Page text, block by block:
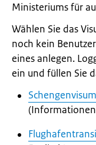
Ministeriums für
Wählen Sie das
noch kein
eines anlegen.
ein und füllen Sie